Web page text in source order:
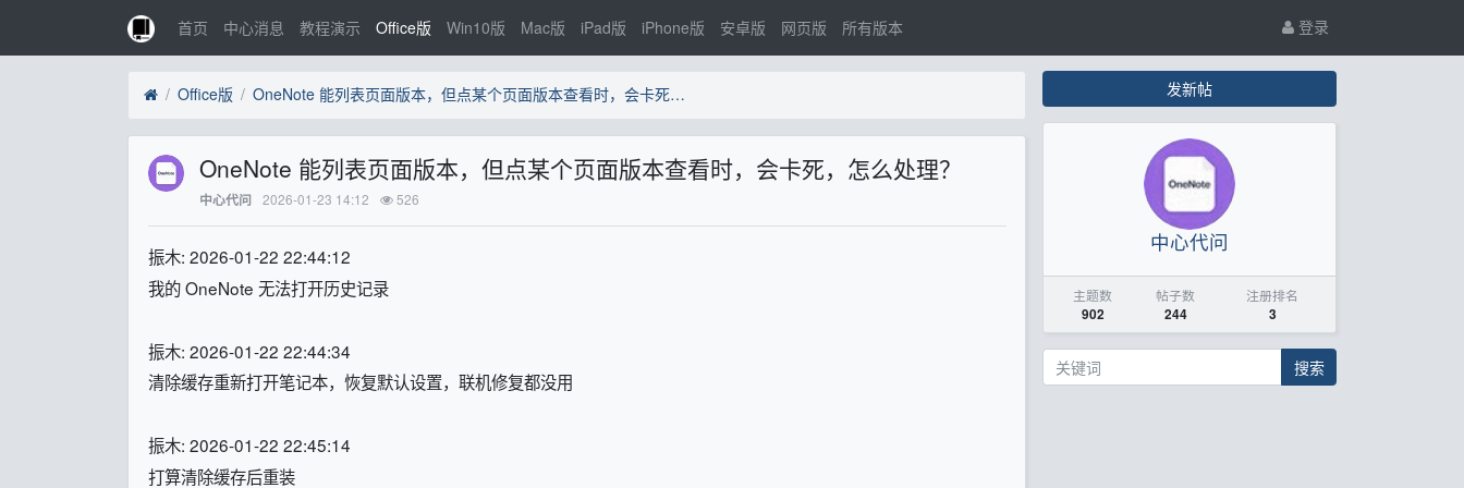
首页 中心消息 教程演示 Office版 Win10版 Mac版 iPad版 iPhone版 安卓版 网页版 所有版本 登录
Office版 OneNote 能列表页面版本，但点某个页面版本查看时，会卡死，怎么处理？
OneNote 能列表页面版本，但点某个页面版本查看时，会卡死，怎么处理？
中心代问 2026-01-23 14:12 526
振木: 2026-01-22 22:44:12
我的 OneNote 无法打开历史记录
振木: 2026-01-22 22:44:34
清除缓存重新打开笔记本，恢复默认设置，联机修复都没用
振木: 2026-01-22 22:45:14
打算清除缓存后重装
发新帖
中心代问
主题数
902
帖子数
244
注册排名
3
搜索